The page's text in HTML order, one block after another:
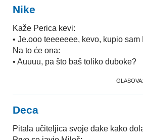
Nike
Kaže Perica kevi:
• Je.ooo teeeeeee, kevo, kupio sam
Na to će ona:
• Auuuu, pa što baš toliko duboke?
GLASOVA:
Deca
Pitala učiteljica svoje đake kako